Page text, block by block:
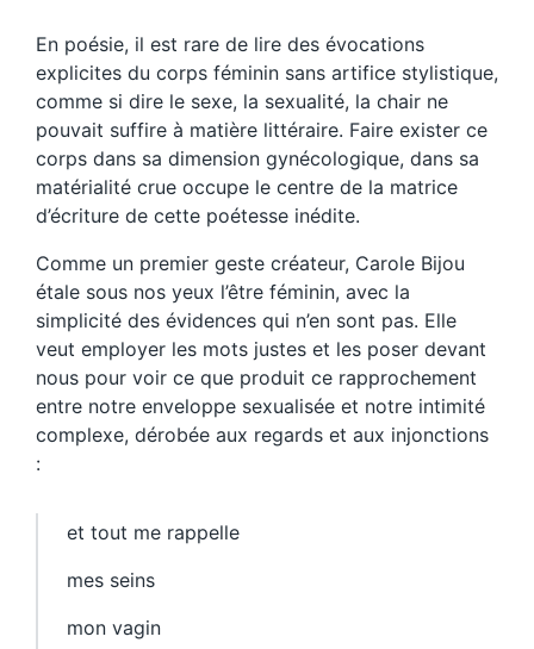
En poésie, il est rare de lire des évocations
explicites du corps féminin sans artifice stylistique,
comme si dire le sexe, la sexualité, la chair ne
pouvait suffire à matière littéraire. Faire exister ce
corps dans sa dimension gynécologique, dans sa
matérialité crue occupe le centre de la matrice
d’écriture de cette poétesse inédite.
Comme un premier geste créateur, Carole Bijou
étale sous nos yeux l’être féminin, avec la
simplicité des évidences qui n’en sont pas. Elle
veut employer les mots justes et les poser devant
nous pour voir ce que produit ce rapprochement
entre notre enveloppe sexualisée et notre intimité
complexe, dérobée aux regards et aux injonctions
:
et tout me rappelle
mes seins
mon vagin